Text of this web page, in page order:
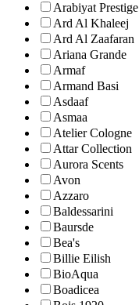
Arabiyat Prestige
Ard Al Khaleej
Ard Al Zaafaran
Ariana Grande
Armaf
Armand Basi
Asdaaf
Asmaa
Atelier Cologne
Attar Collection
Aurora Scents
Avon
Azzaro
Baldessarini
Baursde
Bea's
Billie Eilish
BioAqua
Boadicea